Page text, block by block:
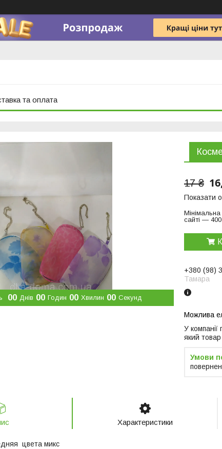
та оплата
00 Днів 00 Годин 00 Хвилин 00 Секунд
17 ₴
Показати
сайті —
+380 (98)
Тамара
У
який
Характеристики
цвета микс